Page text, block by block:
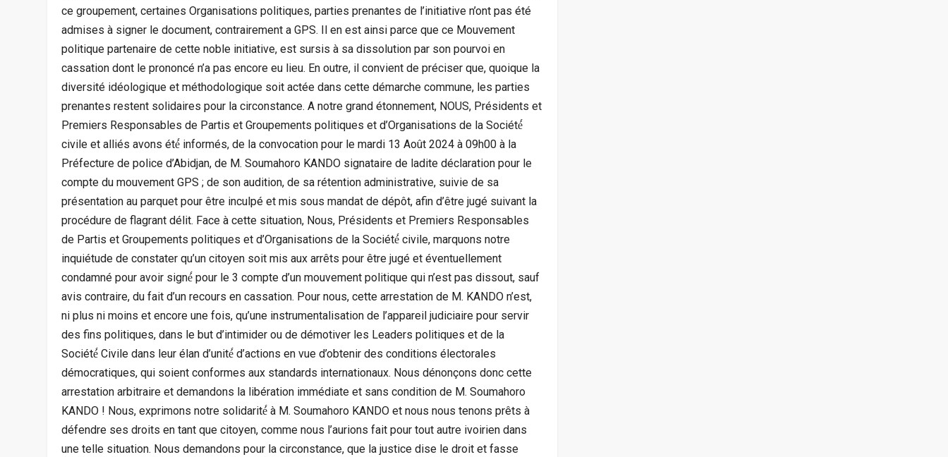
ce groupement, certaines Organisations politiques, parties prenantes de l’initiative n’ont pas été
admises à signer le document, contrairement a GPS. Il en est ainsi parce que ce Mouvement
politique partenaire de cette noble initiative, est sursis à sa dissolution par son pourvoi en
cassation dont le prononcé n’a pas encore eu lieu. En outre, il convient de préciser que, quoique la
diversité idéologique et méthodologique soit actée dans cette démarche commune, les parties
prenantes restent solidaires pour la circonstance. A notre grand étonnement, NOUS, Présidents et
Premiers Responsables de Partis et Groupements politiques et d’Organisations de la Société́
civile et alliés avons été́ informés, de la convocation pour le mardi 13 Août 2024 à 09h00 à la
Préfecture de police d’Abidjan, de M. Soumahoro KANDO signataire de ladite déclaration pour le
compte du mouvement GPS ; de son audition, de sa rétention administrative, suivie de sa
présentation au parquet pour être inculpé et mis sous mandat de dépôt, afin d’être jugé suivant la
procédure de flagrant délit. Face à cette situation, Nous, Présidents et Premiers Responsables
de Partis et Groupements politiques et d’Organisations de la Société́ civile, marquons notre
inquiétude de constater qu’un citoyen soit mis aux arrêts pour être jugé et éventuellement
condamné pour avoir signé́ pour le 3 compte d’un mouvement politique qui n’est pas dissout, sauf
avis contraire, du fait d’un recours en cassation. Pour nous, cette arrestation de M. KANDO n’est,
ni plus ni moins et encore une fois, qu’une instrumentalisation de l’appareil judiciaire pour servir
des fins politiques, dans le but d’intimider ou de démotiver les Leaders politiques et de la
Société́ Civile dans leur élan d’unité́ d’actions en vue d’obtenir des conditions électorales
démocratiques, qui soient conformes aux standards internationaux. Nous dénonçons donc cette
arrestation arbitraire et demandons la libération immédiate et sans condition de M. Soumahoro
KANDO ! Nous, exprimons notre solidarité́ à M. Soumahoro KANDO et nous nous tenons prêts à
défendre ses droits en tant que citoyen, comme nous l’aurions fait pour tout autre ivoirien dans
une telle situation. Nous demandons pour la circonstance, que la justice dise le droit et fasse